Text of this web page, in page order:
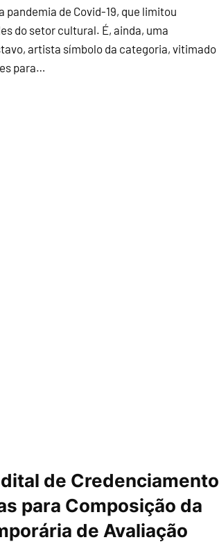
de Covid-19, que limitou
do setor cultural. É, ainda, uma
artista símbolo da categoria, vitimado
para…
de Credenciamento
para Composição da
de Avaliação